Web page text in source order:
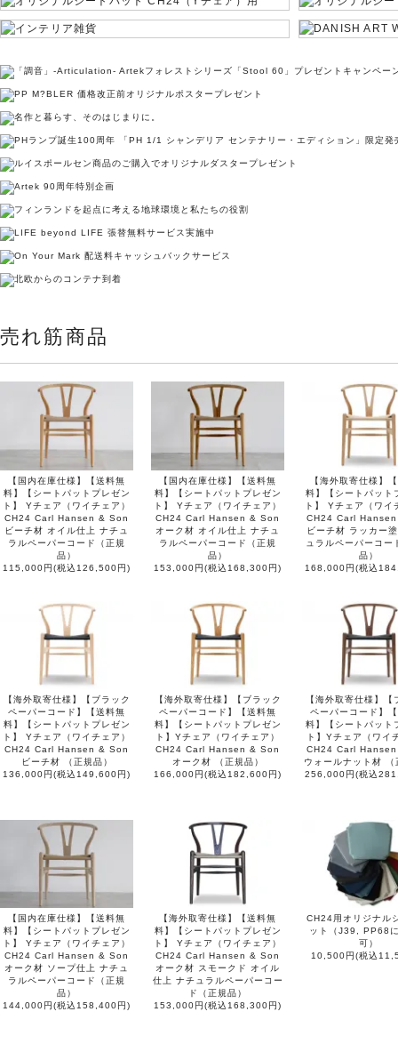
売れ筋商品
【国内在庫仕様】【送料無
料】【シートパットプレゼン
ト】 Yチェア（ワイチェア）
CH24 Carl Hansen & Son
ビーチ材 オイル仕上 ナチュ
ラルペーパーコード（正規
品）
115,000円(税込126,500円)
【国内在庫仕様】【送料無
料】【シートパットプレゼン
ト】 Yチェア（ワイチェア）
CH24 Carl Hansen & Son
オーク材 オイル仕上 ナチュ
ラルペーパーコード（正規
品）
153,000円(税込168,300円)
【海外取寄仕様】
料】【シートパット
ト】 Yチェア（ワイ
CH24 Carl
ビーチ材 ラッカー
ュラルペーパーコー
品）
168,000円(税込
【海外取寄仕様】【ブラック
ペーパーコード】【送料無
料】【シートパットプレゼン
ト】 Yチェア（ワイチェア）
CH24 Carl Hansen & Son
ビーチ材 （正規品）
136,000円(税込149,600円)
【海外取寄仕様】【ブラック
ペーパーコード】【送料無
料】【シートパットプレゼン
ト】Yチェア（ワイチェア）
CH24 Carl Hansen & Son
オーク材 （正規品）
166,000円(税込182,600円)
【海外取寄仕様】【
ペーパーコード】
料】【シートパット
ト】Yチェア（ワイ
CH24 Carl
ウォールナット材 （
256,000円(税込
【国内在庫仕様】【送料無
料】【シートパットプレゼン
ト】 Yチェア（ワイチェア）
CH24 Carl Hansen & Son
オーク材 ソープ仕上 ナチュ
ラルペーパーコード（正規
品）
144,000円(税込158,400円)
【海外取寄仕様】【送料無
料】【シートパットプレゼン
ト】 Yチェア（ワイチェア）
CH24 Carl Hansen & Son
オーク材 スモークド オイル
仕上 ナチュラルペーパーコー
ド（正規品）
153,000円(税込168,300円)
CH24用オリジナル
ット（J39, PP68
可）
10,500円(税込